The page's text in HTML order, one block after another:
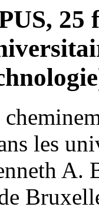
25
les
A.